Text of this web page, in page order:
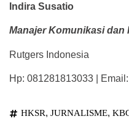
Indira Susatio
Manajer Komunikasi dan
Rutgers Indonesia
Hp: 081281813033 |
HKSR, JURNALISME,